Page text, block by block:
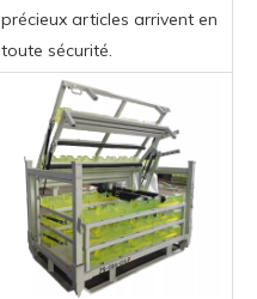
précieux articles arrivent en
toute sécurité.